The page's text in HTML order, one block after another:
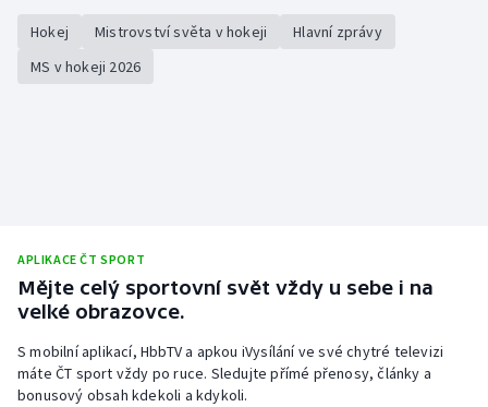
Hokej Mistrovství světa v hokeji
Hlavní zprávy
MS v hokeji 2026
APLIKACE ČT SPORT
Mějte celý sportovní svět vždy u sebe i na
velké obrazovce.
S mobilní aplikací, HbbTV a apkou iVysílání ve své chytré televizi
máte ČT sport vždy po ruce. Sledujte přímé přenosy, články a
bonusový obsah kdekoli a kdykoli.